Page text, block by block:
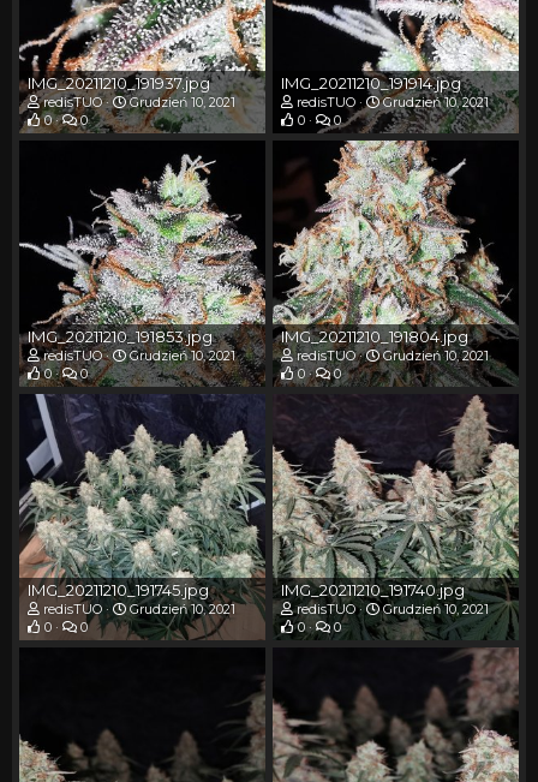
IMG_20211210_191937.jpg
redisTUO
Grudzień 10, 2021
0
0
IMG_20211210_191914.jpg
redisTUO
Grudzień 10, 2021
0
0
IMG_20211210_191853.jpg
redisTUO
Grudzień 10, 2021
0
0
IMG_20211210_191804.jpg
redisTUO
Grudzień 10, 2021
0
0
IMG_20211210_191745.jpg
redisTUO
Grudzień 10, 2021
0
0
IMG_20211210_191740.jpg
redisTUO
Grudzień 10, 2021
0
0